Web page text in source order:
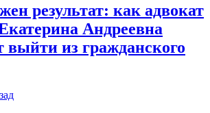
результат: как адвокат
Андреевна
выйти из гражданского